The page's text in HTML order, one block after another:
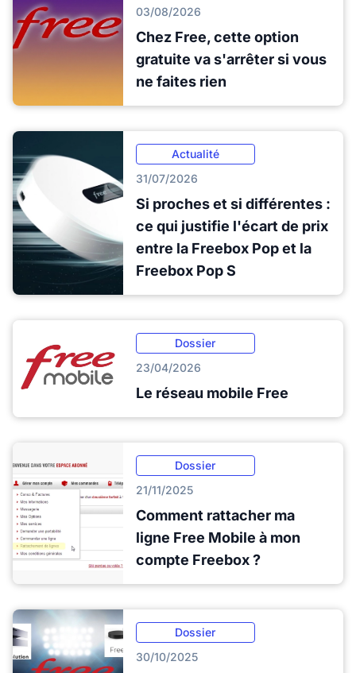
03/08/2026
Chez Free, cette option
gratuite va s'arrêter si vous
ne faites rien
Actualité
31/07/2026
Si proches et si différentes :
ce qui justifie l'écart de prix
entre la Freebox Pop et la
Freebox Pop S
Dossier
23/04/2026
Le réseau mobile Free
Dossier
21/11/2025
Comment rattacher ma
ligne Free Mobile à mon
compte Freebox ?
Dossier
30/10/2025